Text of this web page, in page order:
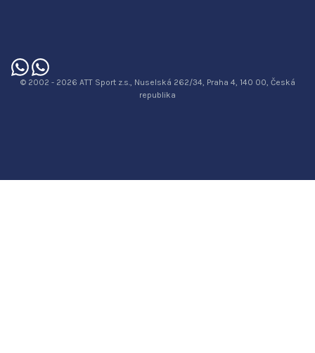
© 2002 - 2026 ATT Sport z.s., Nuselská 262/34, Praha 4, 140 00, Česká
republika